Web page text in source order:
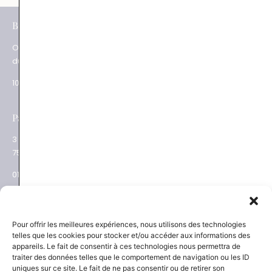
Pour offrir les meilleures expériences, nous utilisons des technologies
telles que les cookies pour stocker et/ou accéder aux informations des
appareils. Le fait de consentir à ces technologies nous permettra de
traiter des données telles que le comportement de navigation ou les ID
uniques sur ce site. Le fait de ne pas consentir ou de retirer son
BOUTIQUES
Ouverture
du mardi au samedi
10.30 – 19.00
Paris XVII
3 place des Ternes
75017 Paris
01 53 81 69 08
NEWSLETTER
Découvrez les actualités
et les nouveautés
SAVOIR-FAIRE
La Maison
Joaillier négociant
Engagements
Guide des pierres